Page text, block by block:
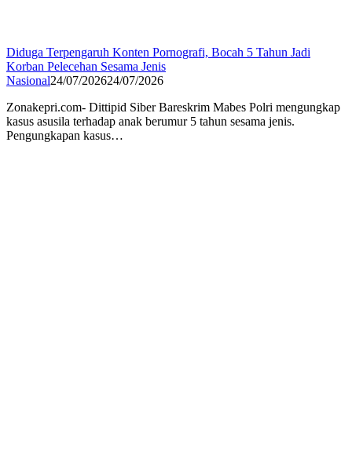
Diduga Terpengaruh Konten Pornografi, Bocah 5 Tahun Jadi
Korban Pelecehan Sesama Jenis
Nasional24/07/202624/07/2026
Zonakepri.com- Dittipid Siber Bareskrim Mabes Polri mengungkap
kasus asusila terhadap anak berumur 5 tahun sesama jenis.
Pengungkapan kasus…